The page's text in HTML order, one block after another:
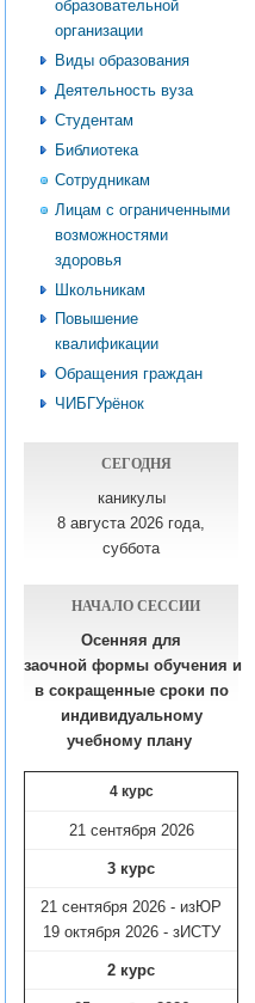
образовательной
организации
Виды образования
Деятельность вуза
Студентам
Библиотека
Сотрудникам
Лицам с ограниченными
возможностями
здоровья
Школьникам
Повышение
квалификации
Обращения граждан
ЧИБГУрёнок
СЕГОДНЯ
каникулы
8 августа 2026 года,
суббота
НАЧАЛО СЕССИИ
Осенняя для
заочной формы обучения и
в сокращенные сроки по
индивидуальному
учебному плану​
4 курс
21 сентября 2026
3 курс
21 сентября 2026 - изЮР
19 октября 2026 - зИСТУ
2 курс